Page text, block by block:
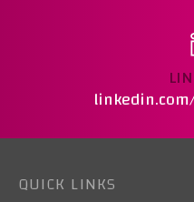
QUICK LINKS